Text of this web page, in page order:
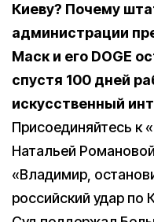
Киеву? Почему
администрации
Маск и его DOGE
спустя 100 дней
искусственный
Присоединяйтесь к
Натальей
«Владимир,
российский удар по